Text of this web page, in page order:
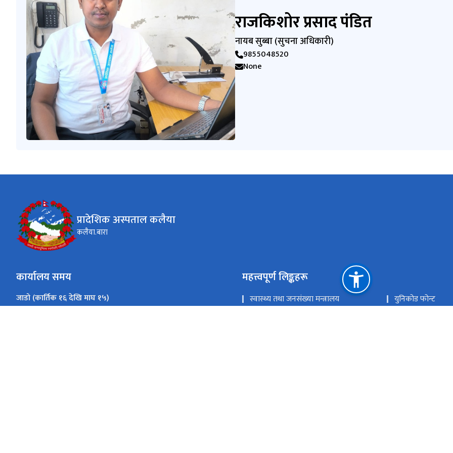
राजकिशोर प्रसाद पंडित
नायब सुब्बा (सुचना अधिकारी)
9855048520
None
प्रादेशिक अस्पताल कलैया
कलैया.बारा
कार्यालय समय
जाडो (कार्तिक १६ देखि माघ १५)
365
24
महत्त्वपूर्ण लिङ्कहरू
स्वास्थ्य तथा जनसंख्या मन्त्रालय
युनिकोड फोन्ट